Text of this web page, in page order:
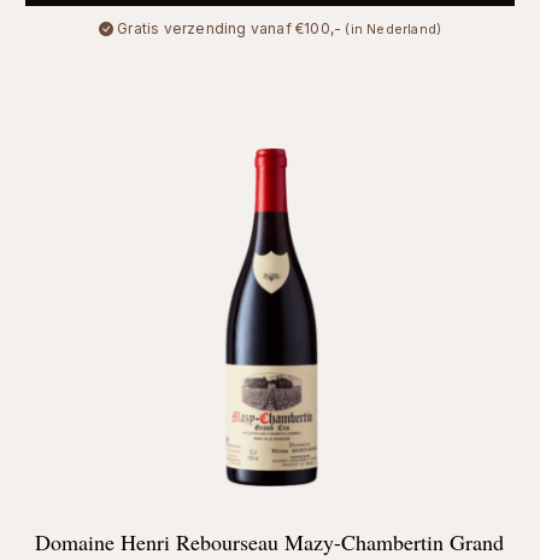
Gratis verzending vanaf €100,- (in Nederland)
Domaine Henri Rebourseau Mazy-Chambertin Grand